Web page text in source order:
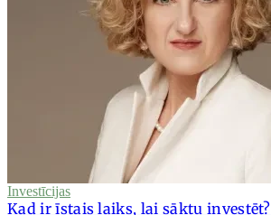
Investīcijas
Kad ir īstais laiks, lai sāktu investēt?